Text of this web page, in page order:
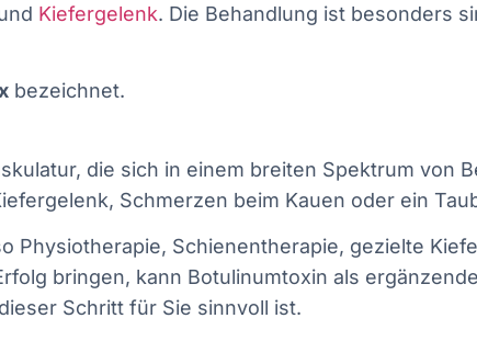
Kiefergelenk. Die Behandlung ist besonders
bezeichnet.
die sich in einem breiten Spektrum von
Schmerzen beim Kauen oder ein
Physiotherapie, Schienentherapie, gezielte
bringen, kann Botulinumtoxin als
Schritt für Sie sinnvoll ist.